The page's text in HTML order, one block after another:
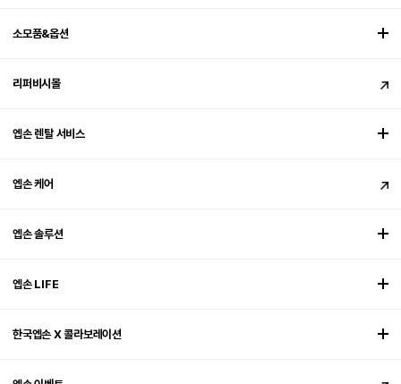
소모품&옵션
리퍼비시몰
엡손 렌탈 서비스
엡손 케어
엡손 솔루션
엡손 LIFE
한국엡손 X 콜라보레이션